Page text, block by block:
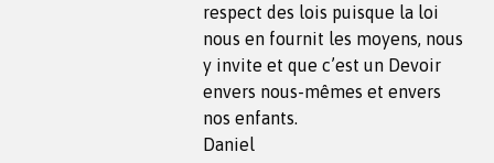
respect des lois puisque la loi
nous en fournit les moyens, nous
y invite et que c’est un Devoir
envers nous-mêmes et envers
nos enfants.
Daniel